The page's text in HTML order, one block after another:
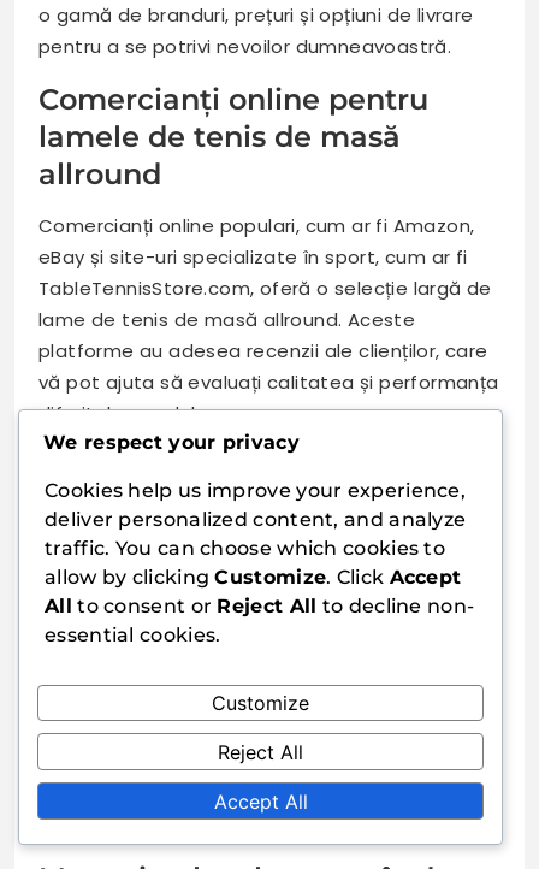
o gamă de branduri, prețuri și opțiuni de livrare
pentru a se potrivi nevoilor dumneavoastră.
Comercianți online pentru
lamele de tenis de masă
allround
Comercianți online populari, cum ar fi Amazon,
eBay și site-uri specializate în sport, cum ar fi
TableTennisStore.com, oferă o selecție largă de
lame de tenis de masă allround. Aceste
platforme au adesea recenzii ale clienților, care
vă pot ajuta să evaluați calitatea și performanța
diferitelor modele.
Site-urile de comparare a prețurilor pot fi, de
asemenea, utile pentru a găsi cele mai bune
oferte pentru lamele allround. Ele vă permit să
comparați prețurile între mai mulți comercianți,
asigurându-vă că obțineți cel mai bun raport
calitate-preț.
promoții, în special în timpul sezonului de
sărbători sau al evenimentelor de vânzări
speciale. Asigurați-vă că verificați și opțiunile de
livrare, deoarece unii comercianți pot oferi livrare
gratuită pentru comenzi peste o anumită sumă.
We respect your privacy
Cookies help us improve your experience,
deliver personalized content, and analyze
traffic. You can choose which cookies to
allow by clickingCustomize. Click Accept
All to consent or Reject All to decline non-
essential cookies.
Customize
Reject All
Accept All